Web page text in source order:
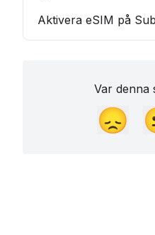
Aktivera eSIM på
Var denna
😞